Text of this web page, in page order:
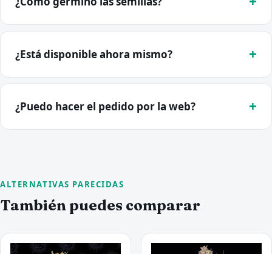
¿Está disponible ahora mismo?
¿Puedo hacer el pedido por la web?
ALTERNATIVAS PARECIDAS
También puedes comparar